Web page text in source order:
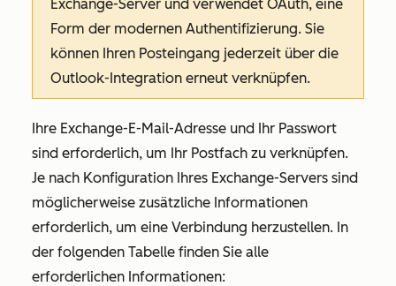
Exchange-Server und verwendet OAuth, eine
Form der modernen Authentifizierung. Sie
können Ihren Posteingang jederzeit über die
Outlook-Integration erneut verknüpfen.
Ihre Exchange-E-Mail-Adresse und Ihr Passwort
sind erforderlich, um Ihr Postfach zu verknüpfen.
Je nach Konfiguration Ihres Exchange-Servers sind
möglicherweise zusätzliche Informationen
erforderlich, um eine Verbindung herzustellen. In
der folgenden Tabelle finden Sie alle
erforderlichen Informationen: